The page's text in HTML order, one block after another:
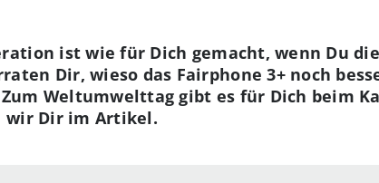
ist wie für Dich gemacht, wenn Du
Dir, wieso das Fairphone 3+ noch
Weltumwelttag gibt es für Dich beim
wir Dir im Artikel.